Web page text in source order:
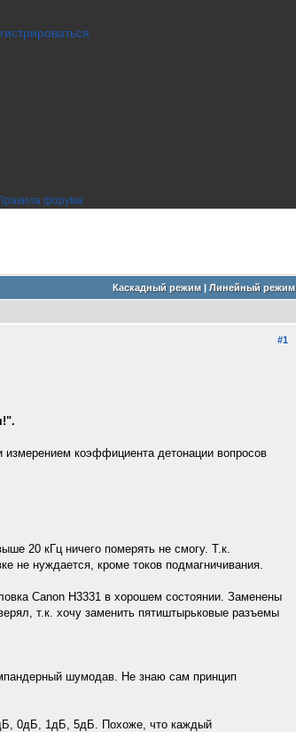
Каскадный режим| Линейный режим
#1
измерением коэффициента детонации вопросов
20 кГц ничего померять не смогу. Т.к.
не нуждается, кроме токов подмагничивания.
Canon H3331 в хорошем состоянии. Заменены
т.к. хочу заменить пятиштырьковые разъемы
шумодав. Не знаю сам принцип
0дБ, 1дБ, 5дБ. Похоже, что каждый